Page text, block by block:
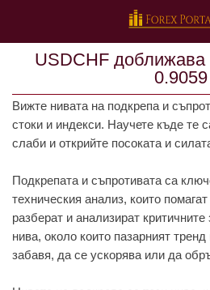
USDCHF доближава
0.9059
Вижте нивата на подкрепа и
стоки и индекси. Научете къде те
слаби и открийте посоката и
Подкрепата и съпротивата са
техническия анализ, които
разберат и анализират
нива, около които пазарният
забавя, да се ускорява или да